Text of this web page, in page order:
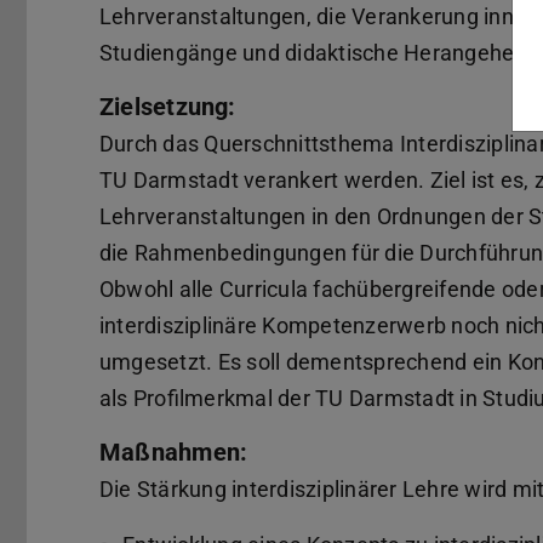
Lehrveranstaltungen, die Verankerung
Studiengänge und didaktische
Zielsetzung:
Durch das Querschnittsthema
TU Darmstadt verankert werden. Ziel ist
Lehrveranstaltungen in den Ordnungen der
die Rahmenbedingungen für die
Obwohl alle Curricula fachübergreifende
interdisziplinäre Kompetenzerwerb noch
umgesetzt. Es soll dementsprechend ein
als Profilmerkmal der TU Darmstadt in
Maßnahmen:
Die Stärkung interdisziplinärer Lehre wird